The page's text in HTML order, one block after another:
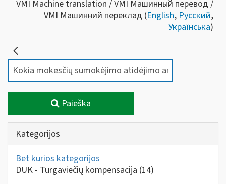
VMI Machine translation / VMI Машинный перевод /
VMI Машинний переклад (English, Русский,
Українська)
Paieška
Kategorijos
Bet kurios kategorijos
DUK - Turgaviečių kompensacija (14)